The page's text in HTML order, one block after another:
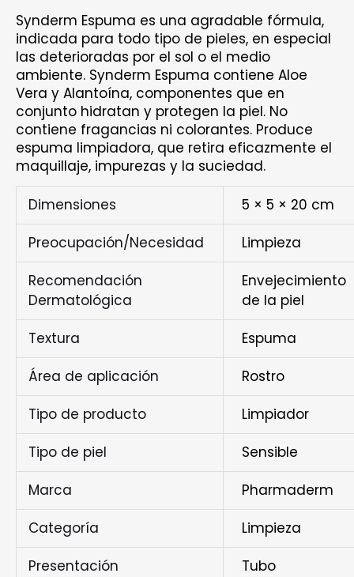
Synderm Espuma es una agradable fórmula,
indicada para todo tipo de pieles, en especial
las deterioradas por el sol o el medio
ambiente. Synderm Espuma contiene Aloe
Vera y Alantoína, componentes que en
conjunto hidratan y protegen la piel. No
contiene fragancias ni colorantes. Produce
espuma limpiadora, que retira eficazmente el
maquillaje, impurezas y la suciedad.
Dimensiones
5 × 5 × 20 cm
Preocupación/Necesidad
Limpieza
Recomendación
Dermatológica
Envejecimiento
de la piel
Textura
Espuma
Área de aplicación
Rostro
Tipo de producto
Limpiador
Tipo de piel
Sensible
Marca
Pharmaderm
Categoría
Limpieza
Presentación
Tubo